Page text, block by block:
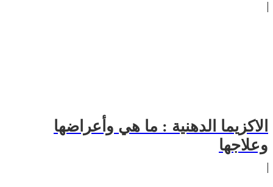
الاكزيما الدهنية : ما هي وأعراضها
وعلاجها